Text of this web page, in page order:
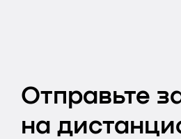
Отправьте
на